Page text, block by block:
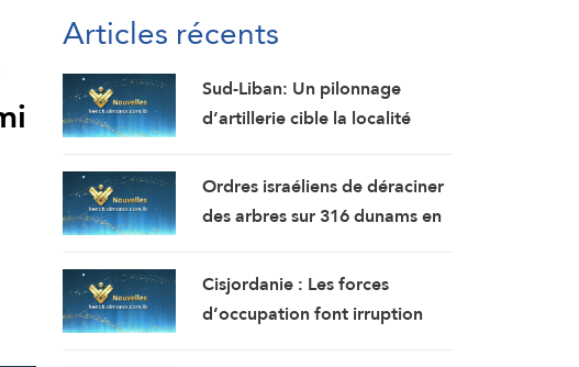
Articles récents
Sud-Liban: Un pilonnage
d’artillerie cible la localité
d’Al-Manar)
Ordres israéliens de déraciner
des arbres sur 316 dunams en
colonisation
Cisjordanie : Les forces
d’occupation font irruption